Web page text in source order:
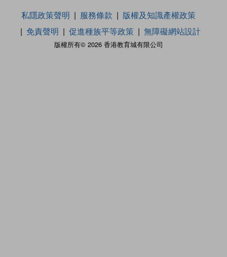
版權所有© 2026 香港教育城有限公司
私隱政策聲明 服務條款
版權及知識產權政策
免責聲明
促進種族平等政策 無障礙網站設計